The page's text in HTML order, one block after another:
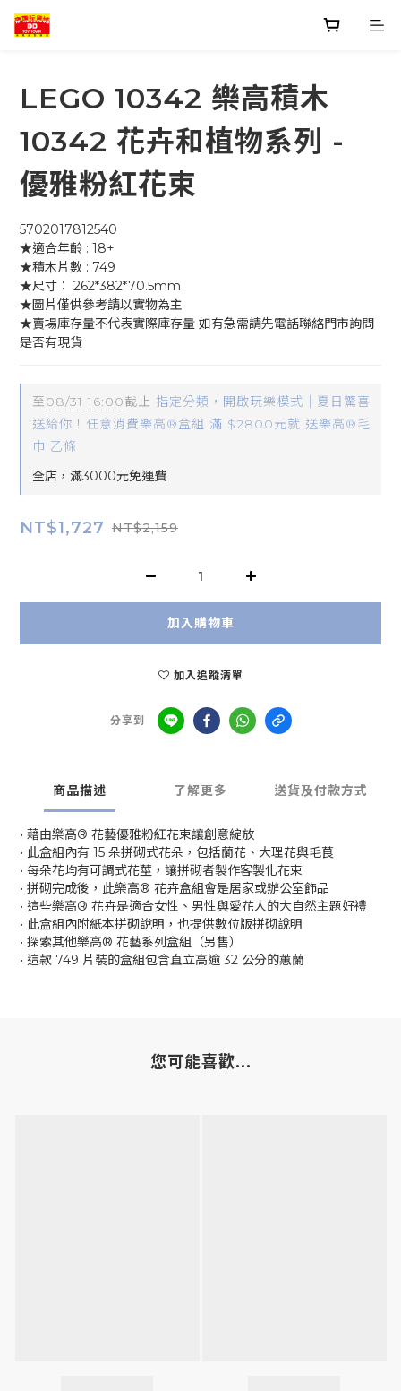
LEGO 10342 樂高積木
10342 花卉和植物系列 -
優雅粉紅花束
5702017812540
★適合年齡 : 18+
★積木片數 : 749
★尺寸： 262*382*70.5mm
★圖片僅供參考請以實物為主
★賣場庫存量不代表實際庫存量 如有急需請先電話聯絡門市詢問
是否有現貨
至08/31 16:00截止 指定分類，開啟玩樂模式｜夏日驚喜
送給你！任意消費樂高®盒組 滿 $2800元就 送樂高®毛
巾 乙條
全店，滿3000元免運費
NT$1,727 NT$2,159
加入購物車
加入追蹤清單
分享到
商品描述 了解更多 送貨及付款方式
• 藉由樂高® 花藝優雅粉紅花束讓創意綻放
• 此盒組內有 15 朵拼砌式花朵，包括蘭花、大理花與毛茛
• 每朵花均有可調式花莖，讓拼砌者製作客製化花束
• 拼砌完成後，此樂高® 花卉盒組會是居家或辦公室飾品
• 這些樂高® 花卉是適合女性、男性與愛花人的大自然主題好禮
• 此盒組內附紙本拼砌說明，也提供數位版拼砌說明
• 探索其他樂高® 花藝系列盒組（另售）
• 這款 749 片裝的盒組包含直立高逾 32 公分的蕙蘭
您可能喜歡...